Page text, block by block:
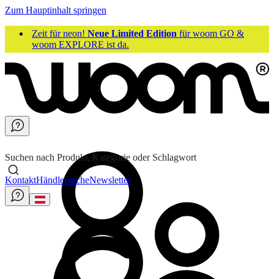
Zum Hauptinhalt springen
Zeit für neon! Neue Limited Edition für woom GO &
woom EXPLORE ist da.
Suchen nach Produkt, Kategorie oder Schlagwort
KontaktHändlersucheNewsletter